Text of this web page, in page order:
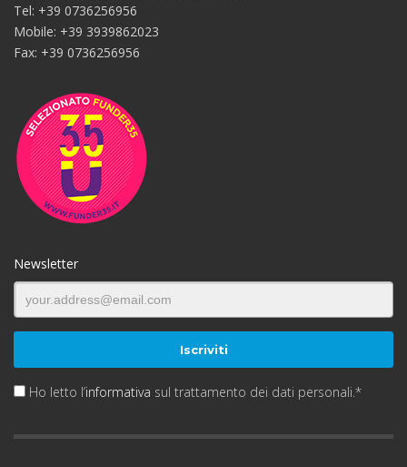
Tel: +39 0736256956
Mobile: +39 3939862023
Fax: +39 0736256956
Newsletter
Ho letto l’informativa sul trattamento dei dati personali.*